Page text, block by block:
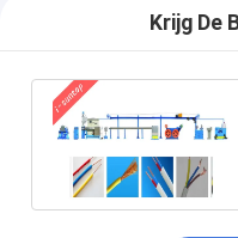
Krijg De